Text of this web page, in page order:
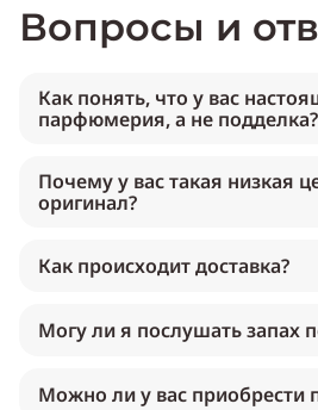
Вопросы и
Как понять, что у вас
парфюмерия, а не подделка?
Почему у вас такая низкая
оригинал?
Как происходит доставка?
Могу ли я послушать запах
Можно ли у вас приобрести